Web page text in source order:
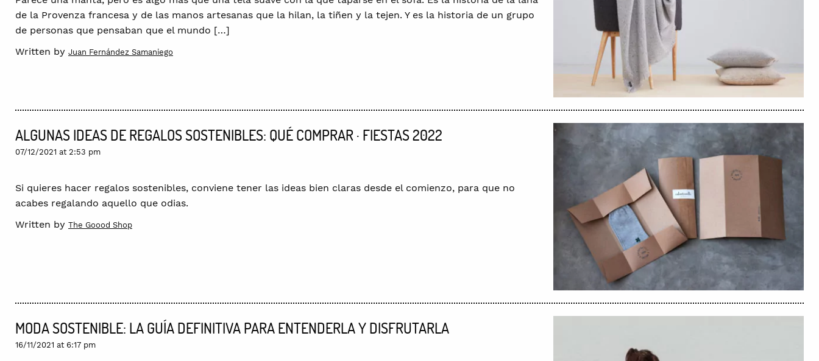
de la Provenza francesa y de las manos artesanas que la hilan, la tiñen y la tejen. Y es la historia de un grupo
de personas que pensaban que el mundo […]
Written by Juan Fernández Samaniego
ALGUNAS IDEAS DE REGALOS SOSTENIBLES: QUÉ COMPRAR · FIESTAS 2022
07/12/2021 at 2:53 pm
Si quieres hacer regalos sostenibles, conviene tener las ideas bien claras desde el comienzo, para que no
acabes regalando aquello que odias.
Written by The Goood Shop
MODA SOSTENIBLE: LA GUÍA DEFINITIVA PARA ENTENDERLA Y DISFRUTARLA
16/11/2021 at 6:17 pm